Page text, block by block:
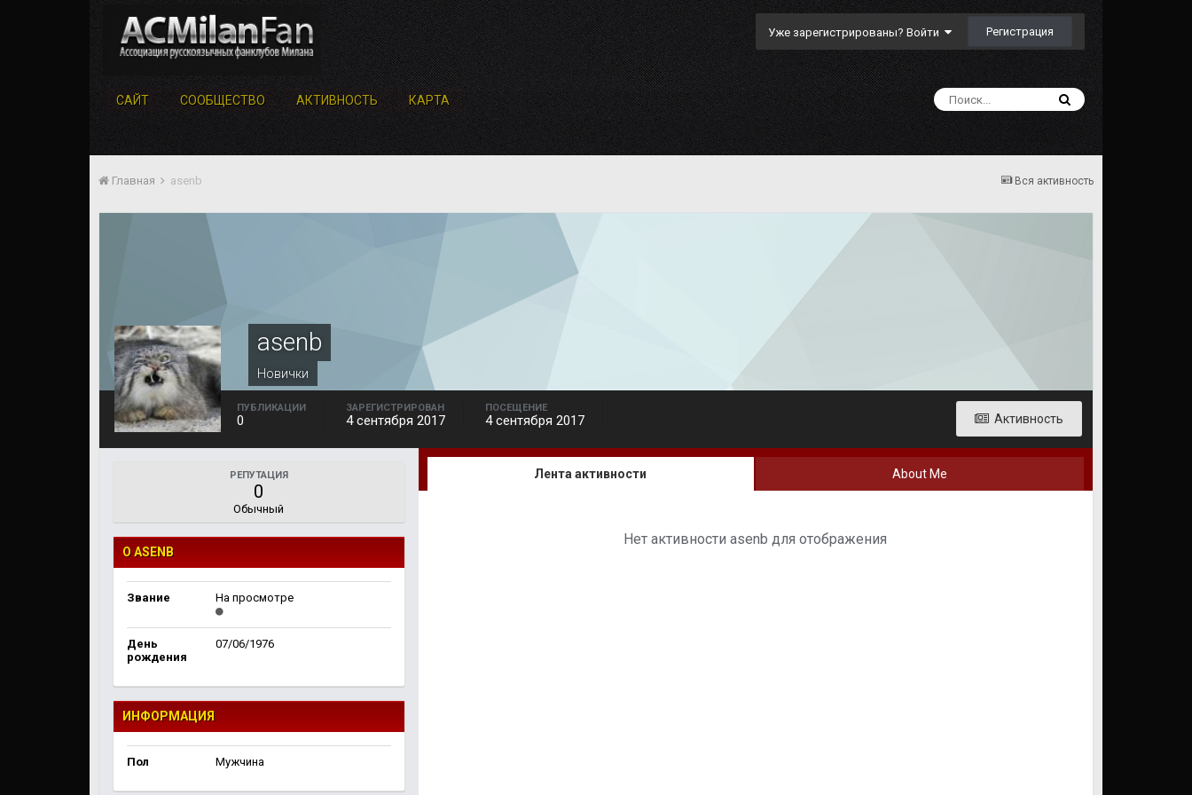
Уже зарегистрированы? Войти Регистрация
САЙТ СООБЩЕСТВО АКТИВНОСТЬ КАРТА
Вся активность
Главная asenb
asenb
Новички
Активность
ПУБЛИКАЦИИ
0
ЗАРЕГИСТРИРОВАН
4 сентября 2017
ПОСЕЩЕНИЕ
4 сентября 2017
РЕПУТАЦИЯ
0
Обычный
О ASENB
Звание На просмотре
День
рождения
07/06/1976
ИНФОРМАЦИЯ
Пол Мужчина
Лента активности About Me
Нет активности asenb для отображения